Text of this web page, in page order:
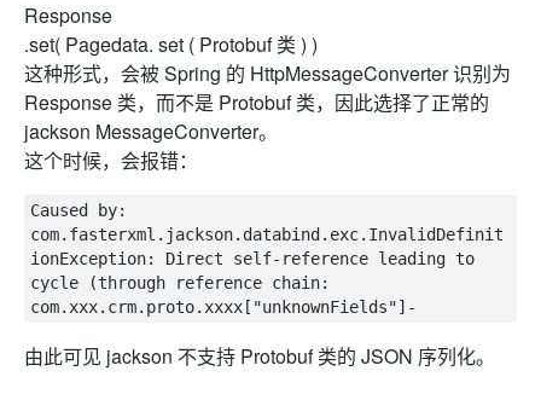
Response
.set( Pagedata. set ( Protobuf 类 ) )
这种形式，会被 Spring 的 HttpMessageConverter 识别为
Response 类，而不是 Protobuf 类，因此选择了正常的
jackson MessageConverter。
这个时候，会报错：
Caused by:
com.fasterxml.jackson.databind.exc.InvalidDefinit
ionException: Direct self-reference leading to
cycle (through reference chain:
由此可见 jackson 不支持 Protobuf 类的 JSON 序列化。